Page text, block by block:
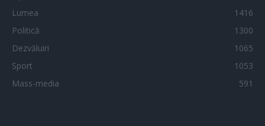
Lumea
1416
Politică
1300
Dezvăluiri
1065
Sport
1053
Mass-media
591